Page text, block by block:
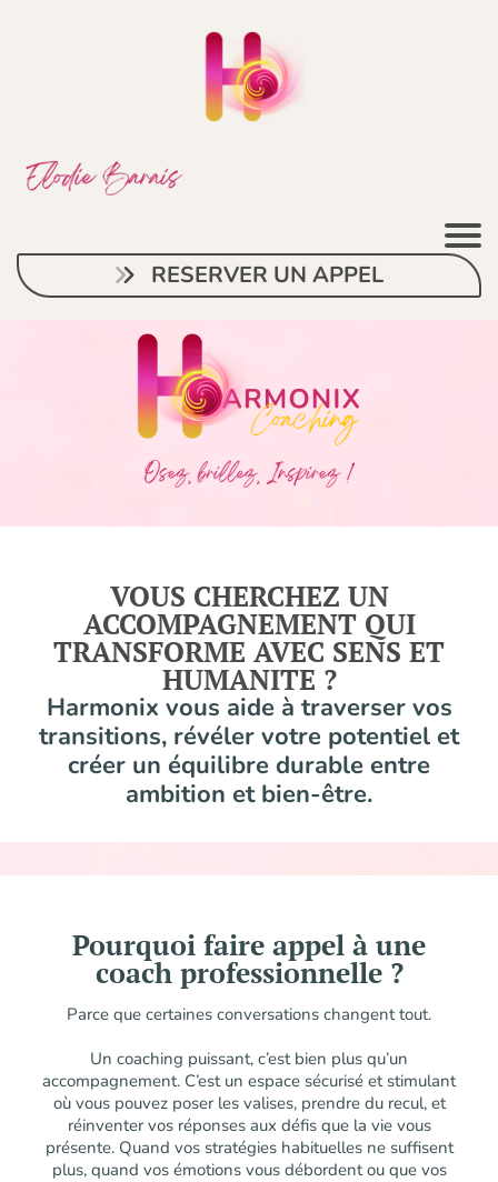
RESERVER UN APPEL
VOUS CHERCHEZ UN
ACCOMPAGNEMENT QUI
TRANSFORME AVEC SENS ET
HUMANITE ?
Harmonix vous aide à traverser vos
transitions, révéler votre potentiel et
créer un équilibre durable entre
ambition et bien-être.
Pourquoi faire appel à une
coach professionnelle ?
Parce que certaines conversations changent tout.
Un coaching puissant, c’est bien plus qu’un
accompagnement. C’est un espace sécurisé et stimulant
où vous pouvez poser les valises, prendre du recul, et
réinventer vos réponses aux défis que la vie vous
présente. Quand vos stratégies habituelles ne suffisent
plus, quand vos émotions vous débordent ou que vos